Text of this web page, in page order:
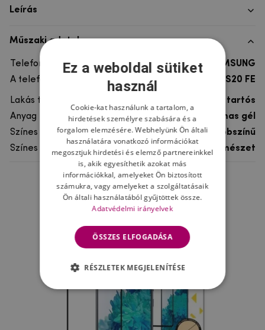
Leírás
Műszaki adatok
Telefon márka
SAMSUNG
A telefonmodellhez
Galaxy S20 FE
Lakás típusa
Gél, Ultra tartós
Anyag
rugalmas gél
Színes
többszínű
Színes motívum
Természet
Ne felejtsd el
Ez a weboldal sütiket
használ
Cookie-kat használunk a tartalom, a
hirdetések személyre szabására és a
forgalom elemzésére. Webhelyünk Ön általi
használatára vonatkozó információkat
megosztjuk hirdetési és elemző partnereinkkel
is, akik egyesíthetik azokat más
információkkal, amelyeket Ön biztosított
számukra, vagy amelyeket a szolgáltatásaik
Ön általi használatából gyűjtöttek össze.
Adatvédelmi irányelvek
ÖSSZES ELFOGADÁSA
RÉSZLETEK MEGJELENÍTÉSE